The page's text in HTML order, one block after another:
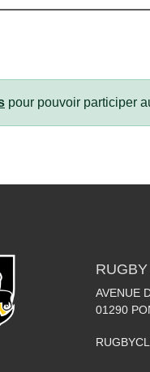
pour pouvoir participer
AVENUE
01290